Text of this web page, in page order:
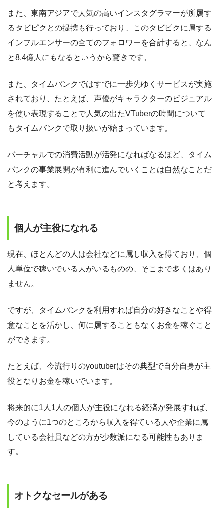
また、東南アジアで人気の高いインスタグラマーが所属す
るタビピクとの提携も行っており、このタビピクに属する
インフルエンサーの全てのフォロワーを合計すると、なん
と8.4億人にもなるというから驚きです。
また、タイムバンクではすでに一歩先ゆくサービスが実施
されており、たとえば、声優がキャラクターのビジュアル
を使い表現することで人気の出たVTuberの時間について
もタイムバンクで取り扱いが始まっています。
バーチャルでの消費活動が活発になればなるほど、タイム
バンクの事業展開が有利に進んでいくことは自然なことだ
と考えます。
個人が主役になれる
現在、ほとんどの人は会社などに属し収入を得ており、個
人単位で稼いでいる人がいるものの、そこまで多くはあり
ません。
ですが、タイムバンクを利用すれば自分の好きなことや得
意なことを活かし、何に属することもなくお金を稼ぐこと
ができます。
たとえば、今流行りのyoutuberはその典型で自分自身が主
役となりお金を稼いでいます。
将来的に1人1人の個人が主役になれる経済が発展すれば、
今のように1つのところから収入を得ている人や企業に属
している会社員などの方が少数派になる可能性もありま
す。
オトクなセールがある